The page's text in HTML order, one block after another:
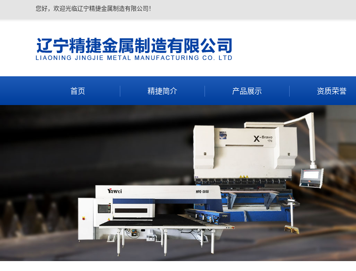
您好，欢迎光临辽宁精捷金属制造有限公司！
首页 精捷简介 产品展示
钣金加工
电控箱壳体
氩弧焊加工
折弯加工
资质荣誉
资质荣誉